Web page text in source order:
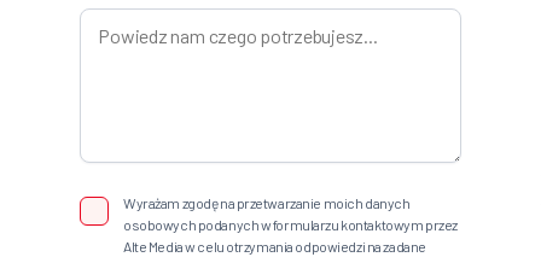
Wyrażam zgodę na przetwarzanie moich danych
osobowych podanych w formularzu kontaktowym przez
Alte Media w celu otrzymania odpowiedzi na zadane